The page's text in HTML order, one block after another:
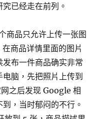
已经走在前列。
商品只允许上传一张图
商品详情里面的图片
布一件商品确实非常
脑，先把照片上传到
之后发现 Google 相
，当时郁闷的不行。